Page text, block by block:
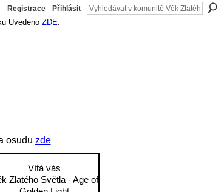
Registrace Přihlásit
Uvedeno ZDE.
osudu zde
Vítá vás
Zlatého Světla - Age of